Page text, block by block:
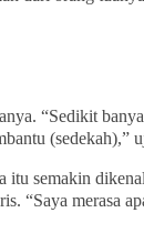
“Sedikit
(sedekah),”
semakin
“Saya merasa